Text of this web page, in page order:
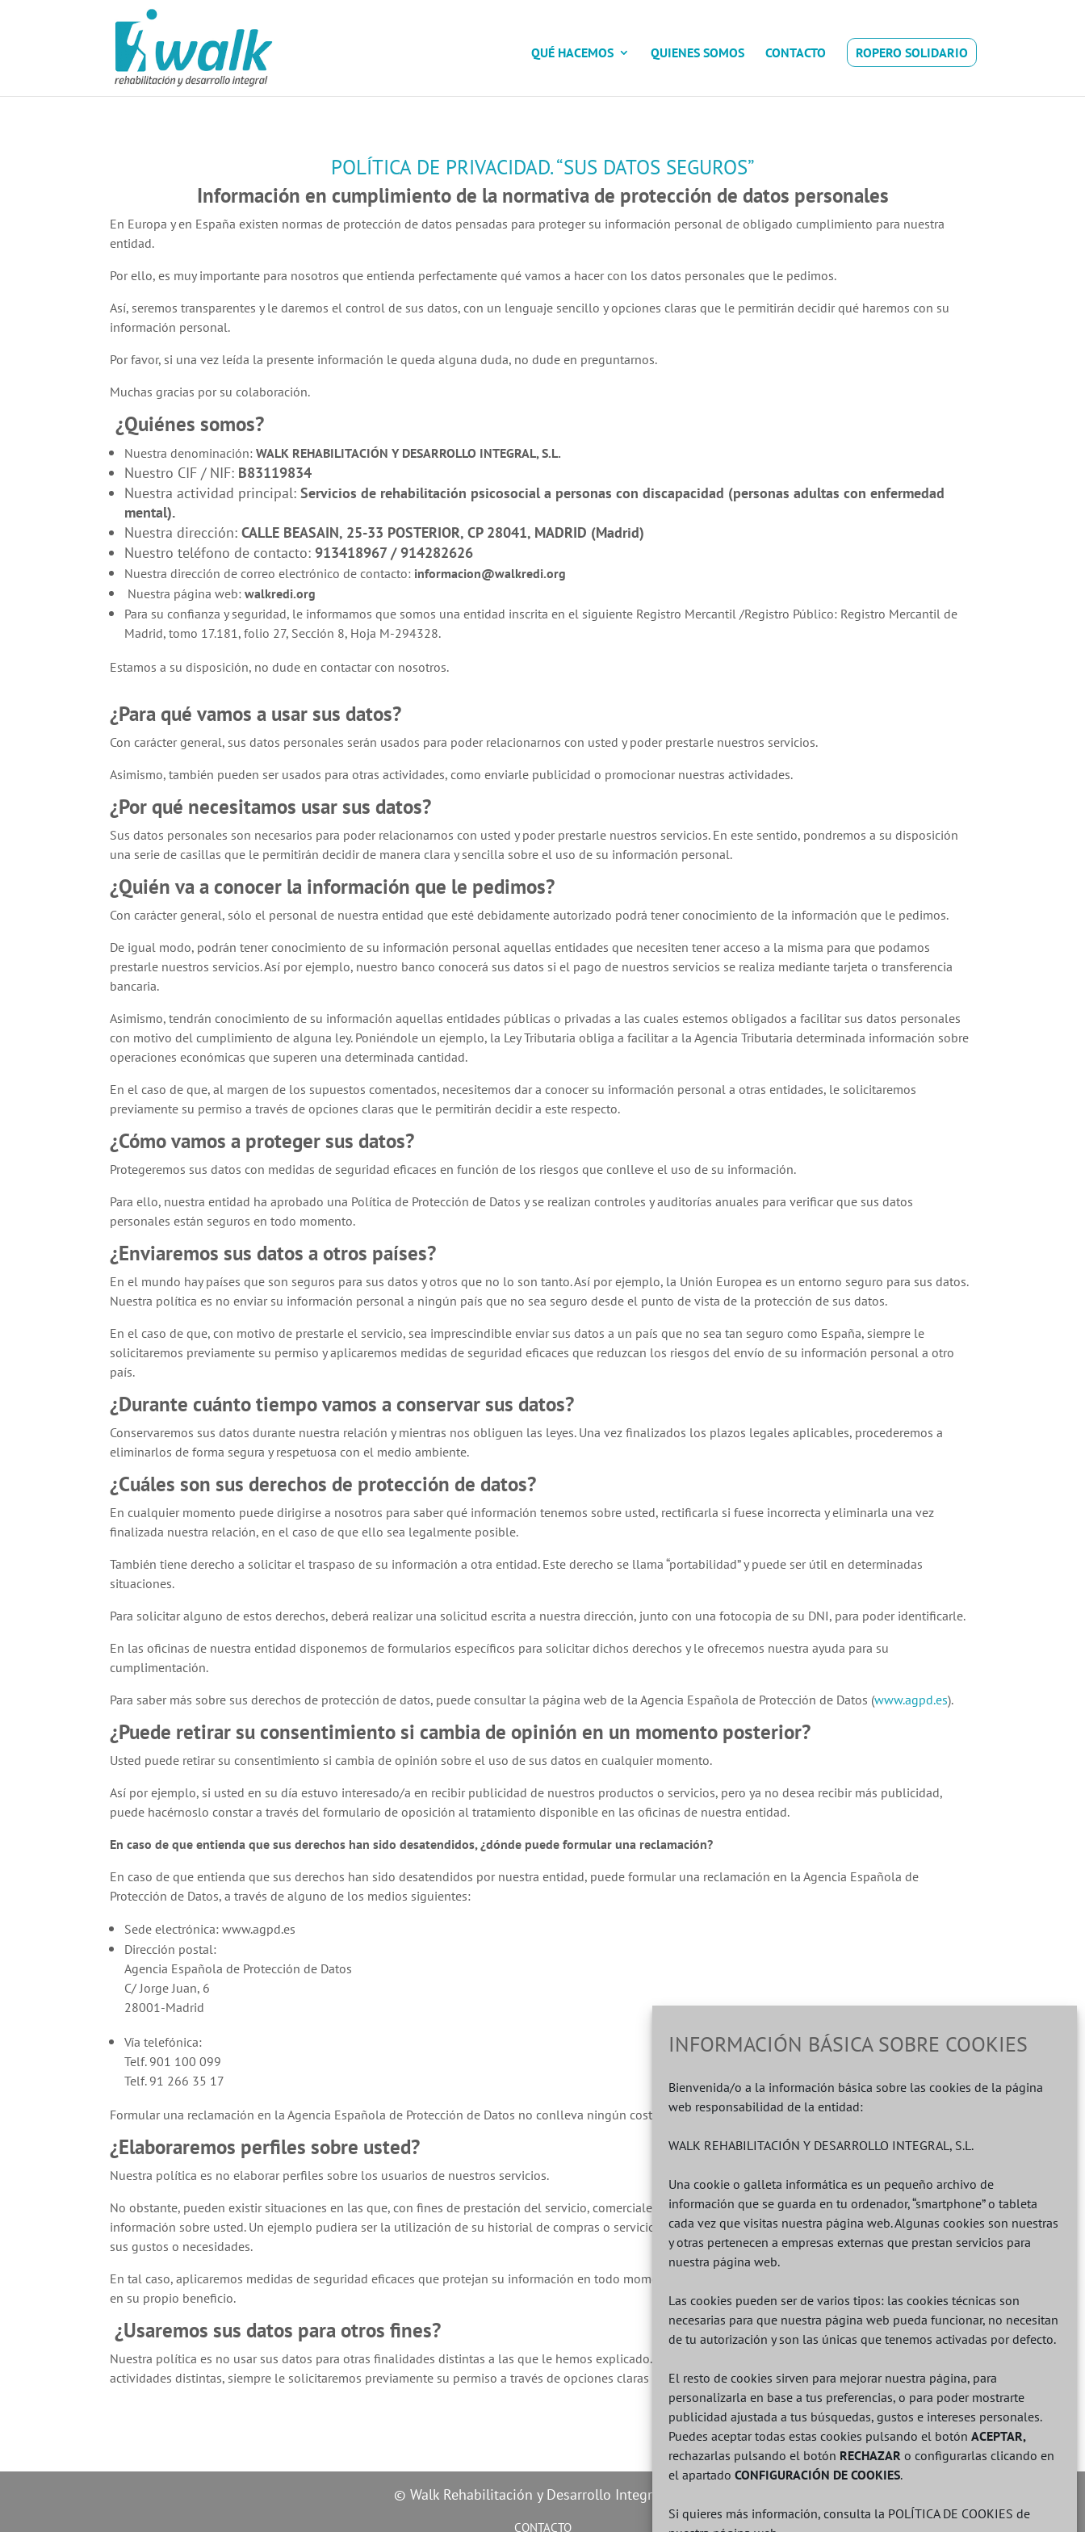
INFORMACIÓN BÁSICA SOBRE COOKIES
Bienvenida/o a la información básica sobre las cookies de la página
web responsabilidad de la entidad:
WALK REHABILITACIÓN Y DESARROLLO INTEGRAL, S.L.
Una cookie o galleta informática es un pequeño archivo de
información que se guarda en tu ordenador, “smartphone” o tableta
cada vez que visitas nuestra página web. Algunas cookies son nuestras
y otras pertenecen a empresas externas que prestan servicios para
nuestra página web.
Las cookies pueden ser de varios tipos: las cookies técnicas son
necesarias para que nuestra página web pueda funcionar, no necesitan
de tu autorización y son las únicas que tenemos activadas por defecto.
El resto de cookies sirven para mejorar nuestra página, para
personalizarla en base a tus preferencias, o para poder mostrarte
publicidad ajustada a tus búsquedas, gustos e intereses personales.
Puedes aceptar todas estas cookies pulsando el botón ACEPTAR,
rechazarlas pulsando el botón RECHAZAR o configurarlas clicando en
el apartado CONFIGURACIÓN DE COOKIES.
Si quieres más información, consulta la POLÍTICA DE COOKIES de
QUÉ HACEMOS QUIENES SOMOS CONTACTO ROPERO SOLIDARIO
POLÍTICA DE PRIVACIDAD. “SUS DATOS SEGUROS”
Información en cumplimiento de la normativa de protección de datos personales
En Europa y en España existen normas de protección de datos pensadas para proteger su información personal de obligado cumplimiento para nuestra
entidad.
Por ello, es muy importante para nosotros que entienda perfectamente qué vamos a hacer con los datos personales que le pedimos.
Así, seremos transparentes y le daremos el control de sus datos, con un lenguaje sencillo y opciones claras que le permitirán decidir qué haremos con su
información personal.
Por favor, si una vez leída la presente información le queda alguna duda, no dude en preguntarnos.
Muchas gracias por su colaboración.
¿Quiénes somos?
Nuestra denominación:WALK REHABILITACIÓN Y DESARROLLO INTEGRAL, S.L.
Nuestro CIF / NIF: B83119834
Nuestra actividad principal: Servicios de rehabilitación psicosocial a personas con discapacidad (personas adultas con enfermedad
mental).
Nuestra dirección:CALLE BEASAIN, 25-33 POSTERIOR, CP 28041, MADRID (Madrid)
Nuestro teléfono de contacto:913418967 / 914282626
Nuestra dirección de correo electrónico de contacto: informacion@walkredi.org
Nuestra página web:walkredi.org
Para su confianza y seguridad, le informamos que somos una entidad inscrita en el siguiente Registro Mercantil /Registro Público: Registro Mercantil de
Madrid, tomo 17.181, folio 27, Sección 8, Hoja M-294328.
Estamos a su disposición, no dude en contactar con nosotros.
¿Para qué vamos a usar sus datos?
Con carácter general, sus datos personales serán usados para poder relacionarnos con usted y poder prestarle nuestros servicios.
Asimismo, también pueden ser usados para otras actividades, como enviarle publicidad o promocionar nuestras actividades.
¿Por qué necesitamos usar sus datos?
Sus datos personales son necesarios para poder relacionarnos con usted y poder prestarle nuestros servicios. En este sentido, pondremos a su disposición
una serie de casillas que le permitirán decidir de manera clara y sencilla sobre el uso de su información personal.
¿Quién va a conocer la información que le pedimos?
Con carácter general, sólo el personal de nuestra entidad que esté debidamente autorizado podrá tener conocimiento de la información que le pedimos.
De igual modo, podrán tener conocimiento de su información personal aquellas entidades que necesiten tener acceso a la misma para que podamos
prestarle nuestros servicios. Así por ejemplo, nuestro banco conocerá sus datos si el pago de nuestros servicios se realiza mediante tarjeta o transferencia
bancaria.
Asimismo, tendrán conocimiento de su información aquellas entidades públicas o privadas a las cuales estemos obligados a facilitar sus datos personales
con motivo del cumplimiento de alguna ley. Poniéndole un ejemplo, la Ley Tributaria obliga a facilitar a la Agencia Tributaria determinada información sobre
operaciones económicas que superen una determinada cantidad.
En el caso de que, al margen de los supuestos comentados, necesitemos dar a conocer su información personal a otras entidades, le solicitaremos
previamente su permiso a través de opciones claras que le permitirán decidir a este respecto.
¿Cómo vamos a proteger sus datos?
Protegeremos sus datos con medidas de seguridad eficaces en función de los riesgos que conlleve el uso de su información.
Para ello, nuestra entidad ha aprobado una Política de Protección de Datos y se realizan controles y auditorías anuales para verificar que sus datos
personales están seguros en todo momento.
¿Enviaremos sus datos a otros países?
En el mundo hay países que son seguros para sus datos y otros que no lo son tanto. Así por ejemplo, la Unión Europea es un entorno seguro para sus datos.
Nuestra política es no enviar su información personal a ningún país que no sea seguro desde el punto de vista de la protección de sus datos.
En el caso de que, con motivo de prestarle el servicio, sea imprescindible enviar sus datos a un país que no sea tan seguro como España, siempre le
solicitaremos previamente su permiso y aplicaremos medidas de seguridad eficaces que reduzcan los riesgos del envío de su información personal a otro
país.
¿Durante cuánto tiempo vamos a conservar sus datos?
Conservaremos sus datos durante nuestra relación y mientras nos obliguen las leyes. Una vez finalizados los plazos legales aplicables, procederemos a
eliminarlos de forma segura y respetuosa con el medio ambiente.
¿Cuáles son sus derechos de protección de datos?
En cualquier momento puede dirigirse a nosotros para saber qué información tenemos sobre usted, rectificarla si fuese incorrecta y eliminarla una vez
finalizada nuestra relación, en el caso de que ello sea legalmente posible.
También tiene derecho a solicitar el traspaso de su información a otra entidad. Este derecho se llama “portabilidad” y puede ser útil en determinadas
situaciones.
Para solicitar alguno de estos derechos, deberá realizar una solicitud escrita a nuestra dirección, junto con una fotocopia de su DNI, para poder identificarle.
En las oficinas de nuestra entidad disponemos de formularios específicos para solicitar dichos derechos y le ofrecemos nuestra ayuda para su
cumplimentación.
Para saber más sobre sus derechos de protección de datos, puede consultar la página web de la Agencia Española de Protección de Datos (www.agpd.es).
¿Puede retirar su consentimiento si cambia de opinión en un momento posterior?
Usted puede retirar su consentimiento si cambia de opinión sobre el uso de sus datos en cualquier momento.
Así por ejemplo, si usted en su día estuvo interesado/a en recibir publicidad de nuestros productos o servicios, pero ya no desea recibir más publicidad,
puede hacérnoslo constar a través del formulario de oposición al tratamiento disponible en las oficinas de nuestra entidad.
En caso de que entienda que sus derechos han sido desatendidos, ¿dónde puede formular una reclamación?
En caso de que entienda que sus derechos han sido desatendidos por nuestra entidad, puede formular una reclamación en la Agencia Española de
Protección de Datos, a través de alguno de los medios siguientes:
Sede electrónica: www.agpd.es
Dirección postal:
Agencia Española de Protección de Datos
C/ Jorge Juan, 6
28001-Madrid
Vía telefónica:
Telf. 901 100 099
Telf. 91 266 35 17
Formular una reclamación en la Agencia Española de Protección de Datos no conlleva ningún coste y no es necesaria la asistencia de abogado ni procurador.
¿Elaboraremos perfiles sobre usted?
Nuestra política es no elaborar perfiles sobre los usuarios de nuestros servicios.
No obstante, pueden existir situaciones en las que, con fines de prestación del servicio, comerciales o de otro tipo, necesitemos elaborar perfiles de
información sobre usted. Un ejemplo pudiera ser la utilización de su historial de compras o servicios para poder ofrecerle productos o servicios adaptados a
sus gustos o necesidades.
En tal caso, aplicaremos medidas de seguridad eficaces que protejan su información en todo momento de personas no autorizadas que pretendan utilizarla
en su propio beneficio.
¿Usaremos sus datos para otros fines?
Nuestra política es no usar sus datos para otras finalidades distintas a las que le hemos explicado. Si, no obstante, necesitásemos usar sus datos para
actividades distintas, siempre le solicitaremos previamente su permiso a través de opciones claras que le permitirán decidir al respecto.
© Walk Rehabilitación y Desarrollo Integral, S.L.
CONTACTO